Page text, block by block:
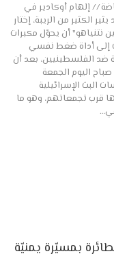
// إلهام أوكادير في
الكثير من الريبة، إختار
نتنياهو" أن يحوّل مكبرات
إلى أداة ضغط نفسي
ضد الفلسطينيين، بعد أن
اليوم الجمعة
البث الإسرائيلية
قرب تجمعاتهم، وهو ما
بطائرة بمسيّرة يمنيّة